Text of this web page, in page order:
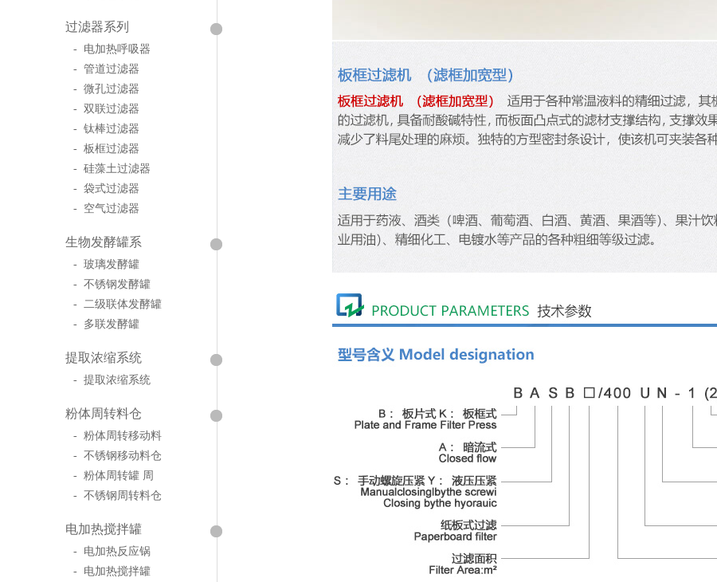
过滤器系列
- 电加热呼吸器
- 管道过滤器
- 微孔过滤器
- 双联过滤器
- 钛棒过滤器
- 板框过滤器
- 硅藻土过滤器
- 袋式过滤器
- 空气过滤器
生物发酵罐系
- 玻璃发酵罐
- 不锈钢发酵罐
- 二级联体发酵罐
- 多联发酵罐
提取浓缩系统
- 提取浓缩系统
粉体周转料仓
- 粉体周转移动料
- 不锈钢移动料仓
- 粉体周转罐 周
- 不锈钢周转料仓
电加热搅拌罐
- 电加热反应锅
- 电加热搅拌罐